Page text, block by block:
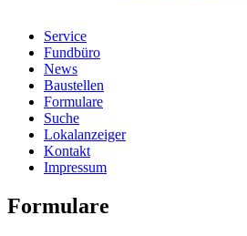
Service
Fundbüro
News
Baustellen
Formulare
Suche
Lokalanzeiger
Kontakt
Impressum
Formulare